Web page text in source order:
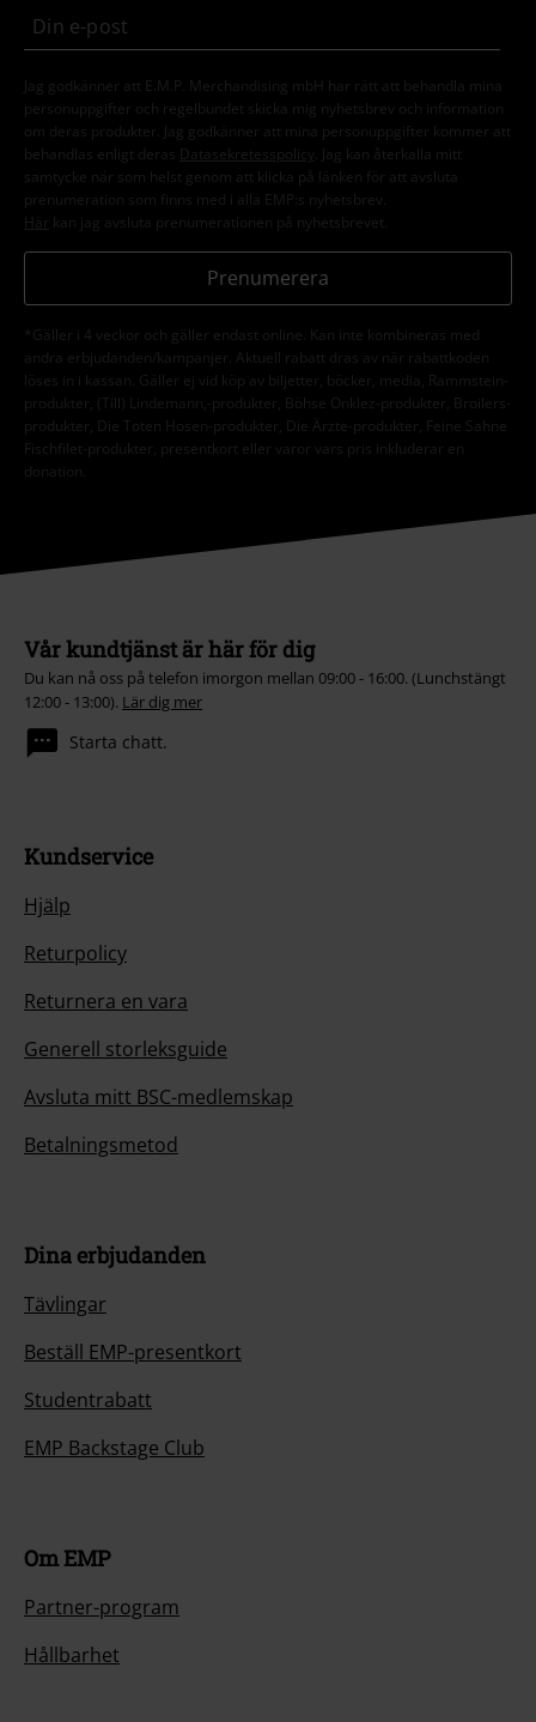
Jag godkänner att E.M.P. Merchandising mbH har rätt att behandla mina
personuppgifter och regelbundet skicka mig nyhetsbrev och information
om deras produkter. Jag godkänner att mina personuppgifter kommer att
behandlas enligt deras
Datasekretesspolicy
. Jag kan återkalla mitt
samtycke när som helst genom att klicka på länken för att avsluta
prenumeration som finns med i alla EMP:s nyhetsbrev.
Här kan jag avsluta prenumerationen på nyhetsbrevet.
Prenumerera
*Gäller i 4 veckor och gäller endast online. Kan inte kombineras med
andra erbjudanden/kampanjer. Aktuell rabatt dras av när rabattkoden
löses in i kassan. Gäller ej vid köp av biljetter, böcker, media, Rammstein-
produkter, (Till) Lindemann,-produkter, Böhse Onklez-produkter, Broilers-
produkter, Die Toten Hosen-produkter, Die Ärzte-produkter, Feine Sahne
Fischfilet-produkter, presentkort eller varor vars pris inkluderar en
donation.
Vår kundtjänst är här för dig
Du kan nå oss på telefon imorgon mellan 09:00 - 16:00. (Lunchstängt
12:00 - 13:00). Lär dig mer
Starta chatt.
Kundservice
Hjälp
Returpolicy
Returnera en vara
Generell storleksguide
Avsluta mitt BSC-medlemskap
Betalningsmetod
Dina erbjudanden
Tävlingar
Beställ EMP-presentkort
Studentrabatt
EMP Backstage Club
Om EMP
Partner-program
Hållbarhet